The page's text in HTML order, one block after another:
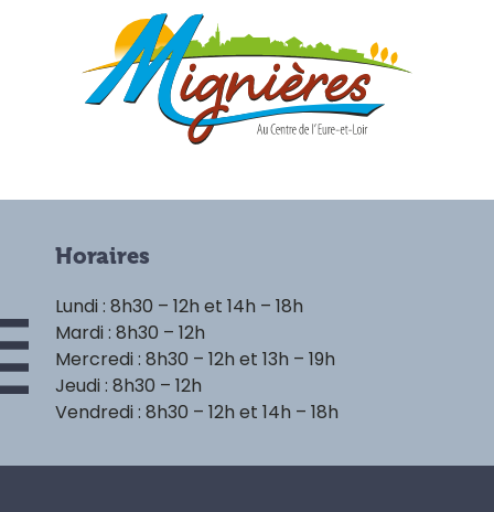
Horaires
Lundi : 8h30 – 12h et 14h – 18h
Mardi : 8h30 – 12h
Mercredi : 8h30 – 12h et 13h – 19h
Jeudi : 8h30 – 12h
Vendredi : 8h30 – 12h et 14h – 18h